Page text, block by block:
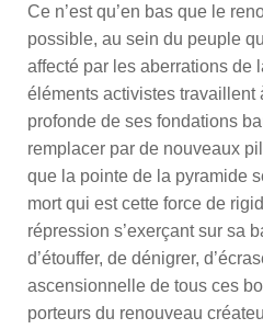
Ce n’est qu’en bas que le
possible, au sein du peuple
affecté par les aberrations de
éléments activistes travaillent
profonde de ses fondations
remplacer par de nouveaux
que la pointe de la pyramide
mort qui est cette force de
répression s’exerçant sur sa
d’étouffer, de dénigrer,
ascensionnelle de tous ces
porteurs du renouveau